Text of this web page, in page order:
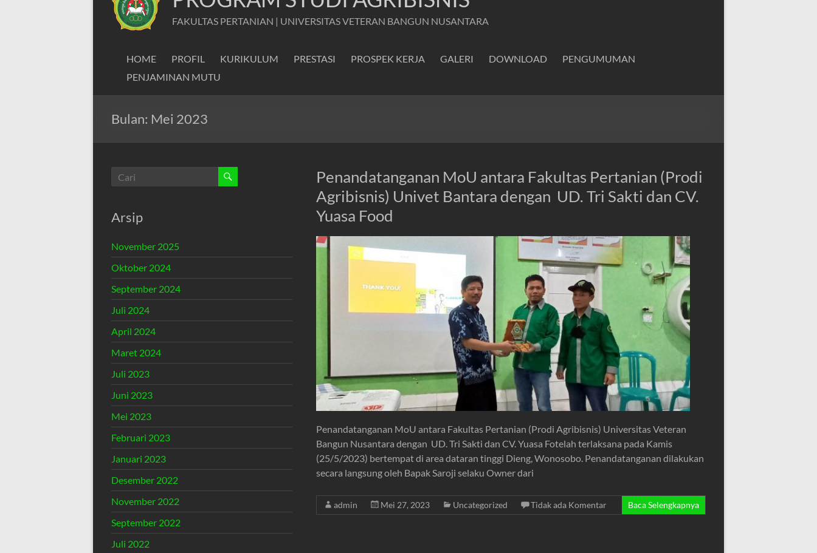
FAKULTAS PERTANIAN | UNIVERSITAS VETERAN BANGUN NUSANTARA
HOME PROFIL KURIKULUM PRESTASI PROSPEK KERJA GALERI DOWNLOAD
PENGUMUMAN
PENJAMINAN MUTU
Bulan: Mei 2023
Penandatanganan MoU antara Fakultas Pertanian (Prodi
Agribisnis) Univet Bantara dengan UD. Tri Sakti dan CV.
Yuasa Food
Penandatanganan MoU antara Fakultas Pertanian (Prodi Agribisnis) Universitas Veteran
Bangun Nusantara dengan UD. Tri Sakti dan CV. Yuasa Fotelah terlaksana pada Kamis
(25/5/2023) bertempat di area dataran tinggi Dieng, Wonosobo. Penandatanganan dilakukan
secara langsung oleh Bapak Saroji selaku Owner dari
admin Mei 27, 2023 Uncategorized Tidak ada Komentar Baca Selengkapnya
Arsip
November 2025
Oktober 2024
September 2024
Juli 2024
April 2024
Maret 2024
Juli 2023
Juni 2023
Mei 2023
Februari 2023
Januari 2023
Desember 2022
November 2022
September 2022
Juli 2022